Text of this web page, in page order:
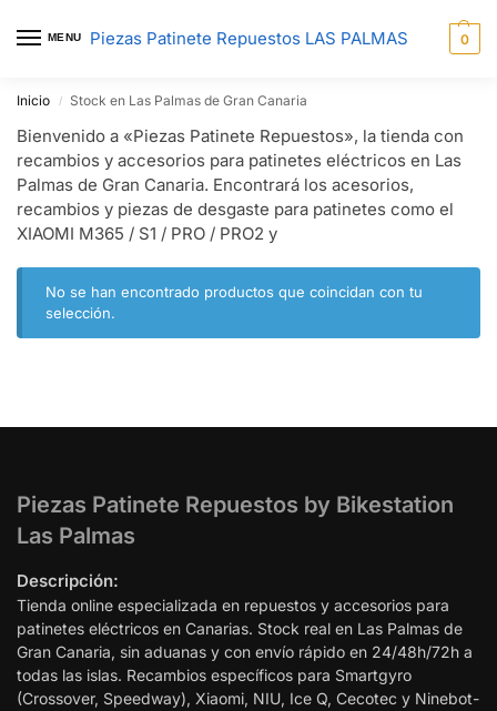
MENU Piezas Patinete Repuestos LAS PALMAS 0
Inicio / Stock en Las Palmas de Gran Canaria
Bienvenido a «Piezas Patinete Repuestos», la tienda con
recambios y accesorios para patinetes eléctricos en Las
Palmas de Gran Canaria. Encontrará los acesorios,
recambios y piezas de desgaste para patinetes como el
XIAOMI M365 / S1 / PRO / PRO2 y
No se han encontrado productos que coincidan con tu
selección.
Piezas Patinete Repuestos by Bikestation
Las Palmas
Descripción:
Tienda online especializada en repuestos y accesorios para
patinetes eléctricos en Canarias. Stock real en Las Palmas de
Gran Canaria, sin aduanas y con envío rápido en 24/48h/72h a
todas las islas. Recambios específicos para Smartgyro
(Crossover, Speedway), Xiaomi, NIU, Ice Q, Cecotec y Ninebot-